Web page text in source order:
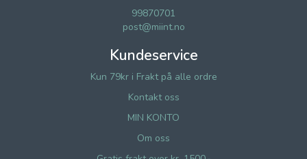
99870701
post@miint.no
Kundeservice
Kun 79kr i Frakt på alle ordre
Kontakt oss
MIN KONTO
Om oss